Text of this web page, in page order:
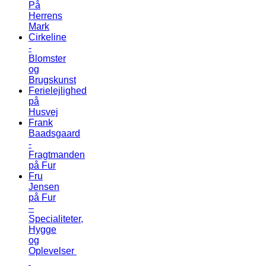
På
Herrens
Mark
Cirkeline
-
Blomster
og
Brugskunst
Ferielejlighed
på
Husvej
Frank
Baadsgaard
-
Fragtmanden
på Fur
Fru
Jensen
på Fur
–
Specialiteter,
Hygge
og
Oplevelser